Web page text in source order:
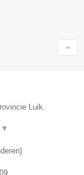
Luik.
▼
)